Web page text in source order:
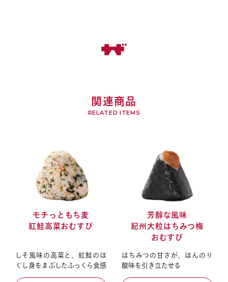
オンラインショップへ関連商品
RELATED ITEMS
モチっともち麦
紅鮭高菜おむすび
しそ風味の高菜と、紅鮭のほ
ぐし身をまぶしたふっくら食感
芳醇な風味
紀州大粒はちみつ梅
おむすび
はちみつの甘さが、ほんのり
酸味を引き立たせる